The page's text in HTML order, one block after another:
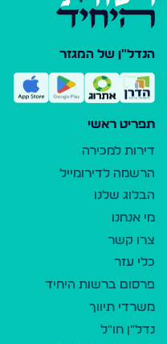
הנדל"ן של המגזר
תפריט ראשי
דירות למכירה
הרשמה לדירומייל
הבלוג שלנו
מי אנחנו
צרו קשר
כלי עזר
פרסום ברשות היחיד
משרדי תיווך
נדל"ן חו"ל